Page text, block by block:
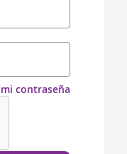
contraseña